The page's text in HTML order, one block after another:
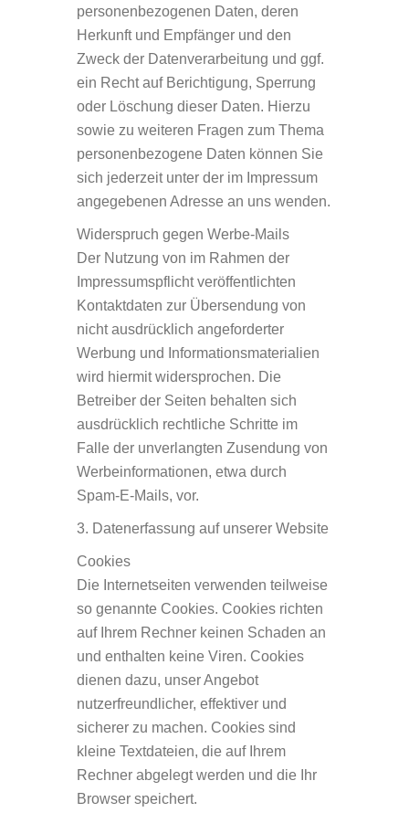
personenbezogenen Daten, deren
Herkunft und Empfänger und den
Zweck der Datenverarbeitung und ggf.
ein Recht auf Berichtigung, Sperrung
oder Löschung dieser Daten. Hierzu
sowie zu weiteren Fragen zum Thema
personenbezogene Daten können Sie
sich jederzeit unter der im Impressum
angegebenen Adresse an uns wenden.
Widerspruch gegen Werbe-Mails
Der Nutzung von im Rahmen der
Impressumspflicht veröffentlichten
Kontaktdaten zur Übersendung von
nicht ausdrücklich angeforderter
Werbung und Informationsmaterialien
wird hiermit widersprochen. Die
Betreiber der Seiten behalten sich
ausdrücklich rechtliche Schritte im
Falle der unverlangten Zusendung von
Werbeinformationen, etwa durch
Spam-E-Mails, vor.
3. Datenerfassung auf unserer Website
Cookies
Die Internetseiten verwenden teilweise
so genannte Cookies. Cookies richten
auf Ihrem Rechner keinen Schaden an
und enthalten keine Viren. Cookies
dienen dazu, unser Angebot
nutzerfreundlicher, effektiver und
sicherer zu machen. Cookies sind
kleine Textdateien, die auf Ihrem
Rechner abgelegt werden und die Ihr
Browser speichert.